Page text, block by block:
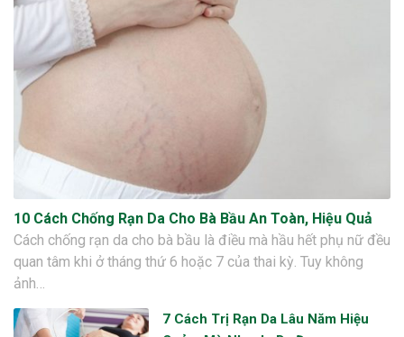
10 Cách Chống Rạn Da Cho Bà Bầu An Toàn, Hiệu Quả
Cách chống rạn da cho bà bầu là điều mà hầu hết phụ nữ đều
quan tâm khi ở tháng thứ 6 hoặc 7 của thai kỳ. Tuy không
ảnh…
7 Cách Trị Rạn Da Lâu Năm Hiệu